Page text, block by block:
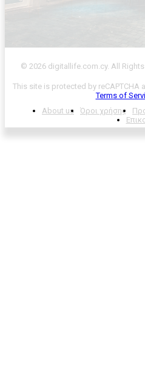
© 2026 digitallife.com.cy. All
This site is protected by reCAPTCHA
Terms of
About us
Όροι χρήσης